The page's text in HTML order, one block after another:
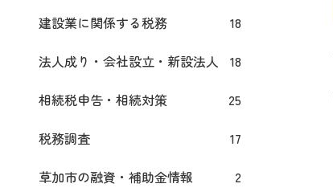
建設業に関係する税務
18
法人成り・会社設立・新設法人
18
相続税申告・相続対策
25
税務調査
17
草加市の融資・補助金情報
2